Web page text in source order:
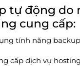
tự động do
cung cấp:
tính năng
cấp dịch vụ